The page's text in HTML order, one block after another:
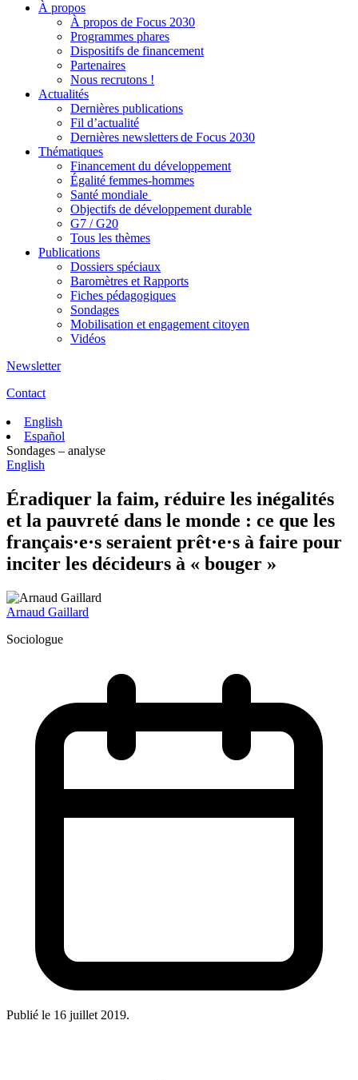
À propos
À propos de Focus 2030
Programmes phares
Dispositifs de financement
Partenaires
Nous recrutons !
Actualités
Dernières publications
Fil d’actualité
Dernières newsletters de Focus 2030
Thématiques
Financement du développement
Égalité femmes-hommes
Santé mondiale
Objectifs de développement durable
G7 / G20
Tous les thèmes
Publications
Dossiers spéciaux
Baromètres et Rapports
Fiches pédagogiques
Sondages
Mobilisation et engagement citoyen
Vidéos
Newsletter
Contact
English
Español
Sondages – analyse
English
Éradiquer la faim, réduire les inégalités
et la pauvreté dans le monde : ce que les
français·e·s seraient prêt·e·s à faire pour
inciter les décideurs à « bouger »
Arnaud Gaillard
Sociologue
Publié le 16 juillet 2019.